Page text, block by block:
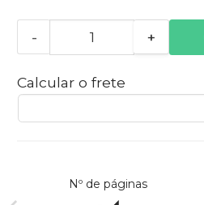
- +
Calcular o frete
Nº de páginas